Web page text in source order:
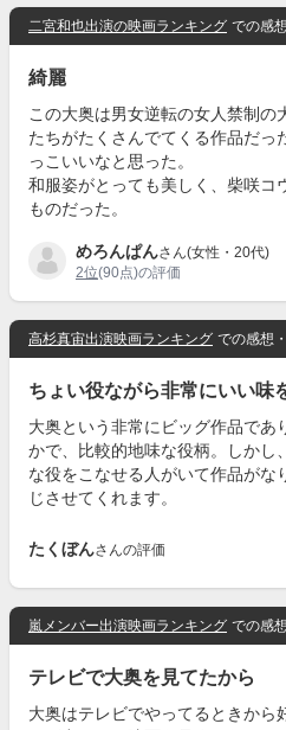
二宮和也出演の映画ランキング での感
綺麗
この大奥は男女逆転の女人禁制の
たちがたくさんでてくる作品だっ
っこいいなと思った。
和服姿がとっても美しく、柴咲コ
ものだった。
めろんぱんさん(女性・20代)
2位(90点)の評価
高杉真宙出演映画ランキング での感想
ちょい役ながら非常にいい味
大奥という非常にビッグ作品であ
かで、比較的地味な役柄。しかし
な役をこなせる人がいて作品がな
じさせてくれます。
たくぼんさんの評価
嵐メンバー出演映画ランキング での感
テレビで大奥を見てたから
大奥はテレビでやってるときから